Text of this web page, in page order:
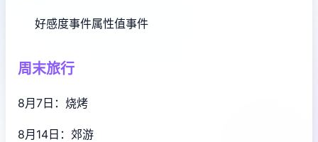
好感度事件属性值事件
周末旅行
8月7日：烧烤
8月14日：郊游